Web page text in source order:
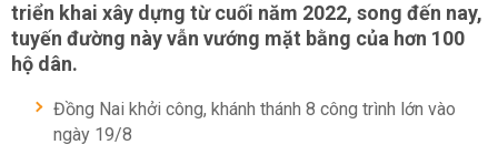
triển khai xây dựng từ cuối năm 2022, song đến nay,
tuyến đường này vẫn vướng mặt bằng của hơn 100
hộ dân.
Đồng Nai khởi công, khánh thánh 8 công trình lớn vào
ngày 19/8